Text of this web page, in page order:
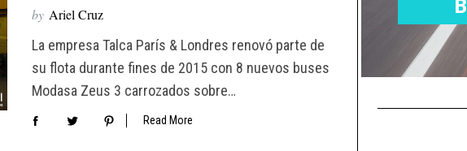
by Ariel Cruz
La empresa Talca París & Londres renovó parte de
su flota durante fines de 2015 con 8 nuevos buses
Modasa Zeus 3 carrozados sobre…
Read More